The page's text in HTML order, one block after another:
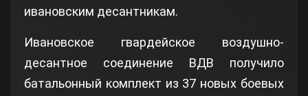
ивановским десантникам.
Ивановское гвардейское воздушно-
десантное соединение ВДВ получило
батальонный комплект из 37 новых боевых